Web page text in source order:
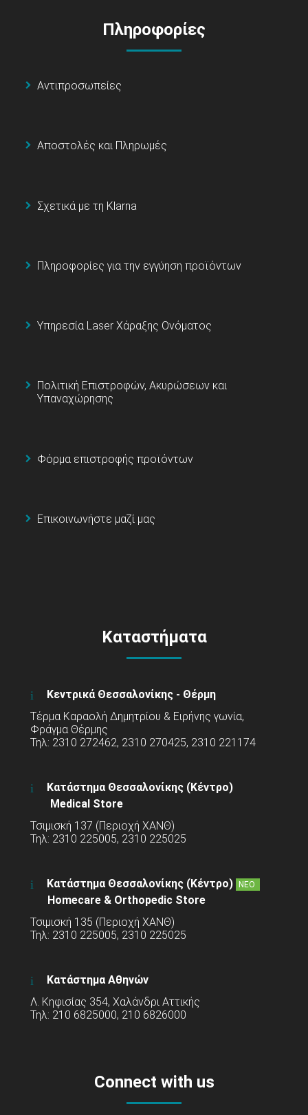
Πληροφορίες
Αντιπροσωπείες
Αποστολές και Πληρωμές
Σχετικά με τη Klarna
Πληροφορίες για την εγγύηση προϊόντων
Υπηρεσία Laser Χάραξης Ονόματος
Πολιτική Επιστροφών, Ακυρώσεων και
Υπαναχώρησης
Φόρμα επιστροφής προϊόντων
Επικοινωνήστε μαζί μας
Καταστήματα
Κεντρικά Θεσσαλονίκης - Θέρμη
Τέρμα Καραολή Δημητρίου & Ειρήνης γωνία,
Φράγμα Θέρμης
Τηλ: 2310 272462, 2310 270425, 2310 221174
Κατάστημα Θεσσαλονίκης (Κέντρο)
Medical Store
Τσιμισκή 137 (Περιοχή ΧΑΝΘ)
Τηλ: 2310 225005, 2310 225025
Κατάστημα Θεσσαλονίκης (Κέντρο) ΝΕΟ
Homecare & Orthopedic Store
Τσιμισκή 135 (Περιοχή ΧΑΝΘ)
Τηλ: 2310 225005, 2310 225025
Κατάστημα Αθηνών
Λ. Κηφισίας 354, Χαλάνδρι Αττικής
Τηλ: 210 6825000, 210 6826000
Connect with us